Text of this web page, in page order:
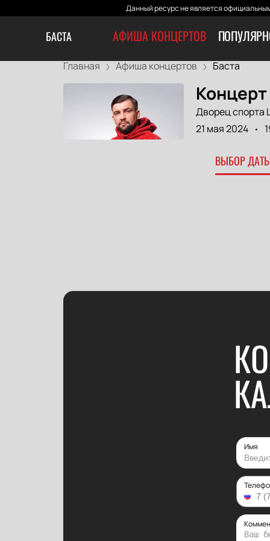
Данный ресурс не является
БАСТА АФИША КОНЦЕРТОВ
Главная Афиша концертов Баста
Дворец спорта
21 мая 2024
ВЫБОР
Имя